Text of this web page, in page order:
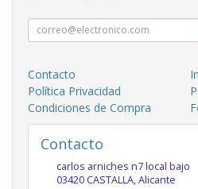
Contacto
Política Privacidad
Condiciones de Compra
Contacto
carlos arniches n7 local bajo
03420 CASTALLA,Alicante